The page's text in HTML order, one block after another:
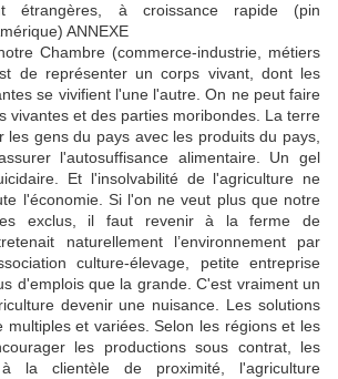
étrangères, à croissance rapide (pin
ANNEXE
Chambre (commerce-industrie, métiers
de représenter un corps vivant, dont les
se vivifient l'une l'autre. On ne peut faire
vivantes et des parties moribondes. La terre
les gens du pays avec les produits du pays,
l'autosuffisance alimentaire. Un gel
Et l'insolvabilité de l'agriculture ne
l'économie. Si l'on ne veut plus que notre
exclus, il faut revenir à la ferme de
naturellement l’environnement par
culture-élevage, petite entreprise
d'emplois que la grande. C'est vraiment un
devenir une nuisance. Les solutions
multiples et variées. Selon les régions et les
les productions sous contrat, les
la clientèle de proximité, l'agriculture